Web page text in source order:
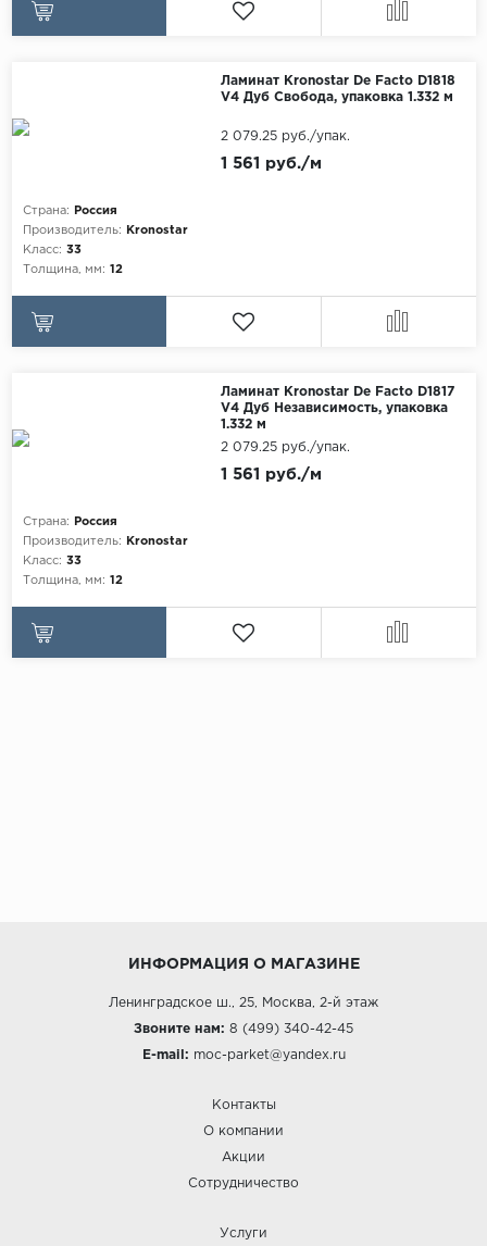
Ламинат Kronostar De Facto D1818
V4 Дуб Свобода, упаковка 1.332 м
Страна:
Россия
Производитель:
Kronostar
Класс: 33
Толщина, мм: 12
1 561 руб./м
2 079.25 руб./упак.
Ламинат Kronostar De Facto D1817
V4 Дуб Независимость, упаковка
1.332 м
Страна:
Россия
Производитель:
Kronostar
Класс: 33
Толщина, мм: 12
1 561 руб./м
2 079.25 руб./упак.
ИНФОРМАЦИЯ О МАГАЗИНЕ
Ленинградское ш., 25, Москва, 2-й этаж
Звоните нам: 8 (499) 340-42-45
E-mail: moc-parket@yandex.ru
Контакты
О компании
Акции
Сотрудничество
Услуги